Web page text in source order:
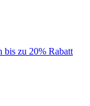
bis zu 20% Rabatt